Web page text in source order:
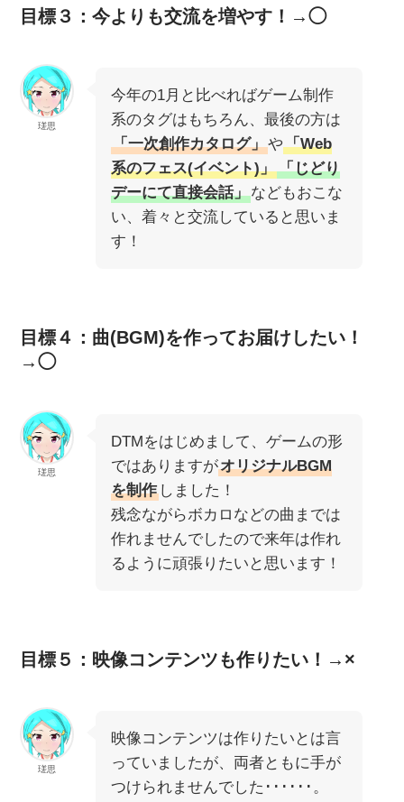
目標３：今よりも交流を増やす！→◯
瑳思
今年の1月と比べればゲーム制作
系のタグはもちろん、最後の方は
「一次創作カタログ」や「Web
系のフェス(イベント)」 「じどり
デーにて直接会話」などもおこな
い、着々と交流していると思いま
す！
目標４：曲(BGM)を作ってお届けしたい！
→◯
瑳思
DTMをはじめまして、ゲームの形
ではありますがオリジナルBGM
を制作 しました！
残念ながらボカロなどの曲までは
作れませんでしたので来年は作れ
るように頑張りたいと思います！
目標５：映像コンテンツも作りたい！→×
瑳思
映像コンテンツは作りたいとは言
っていましたが、両者ともに手が
つけられませんでした･･････。